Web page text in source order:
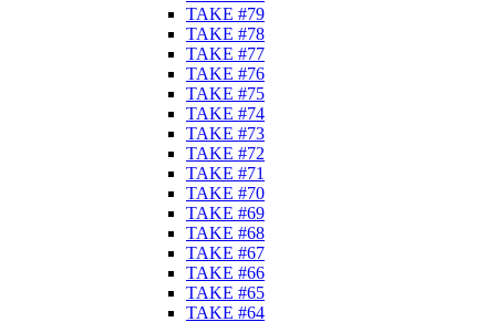
TAKE #79
TAKE #78
TAKE #77
TAKE #76
TAKE #75
TAKE #74
TAKE #73
TAKE #72
TAKE #71
TAKE #70
TAKE #69
TAKE #68
TAKE #67
TAKE #66
TAKE #65
TAKE #64